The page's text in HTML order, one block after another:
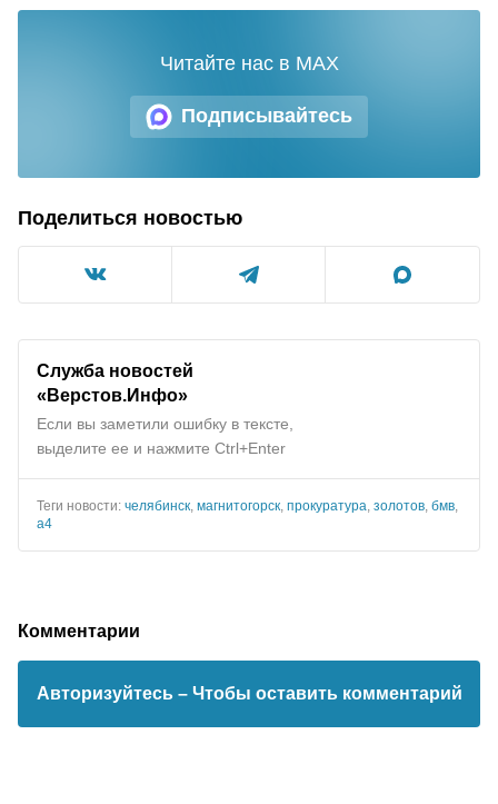
Подписывайтесь
Читайте нас в MAX
Поделиться новостью
Служба новостей
«Верстов.Инфо»
Если вы заметили ошибку в тексте,
выделите ее и нажмите Ctrl+Enter
Теги новости: челябинск магнитогорск прокуратура золотов бмв
а4
Комментарии
Авторизуйтесь – Чтобы оставить комментарий